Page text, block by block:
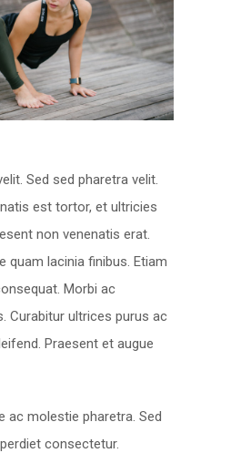
Sed sed pharetra velit.
est tortor, et ultricies
non venenatis erat.
quam lacinia finibus. Etiam
Morbi ac
Curabitur ultrices purus ac
Praesent et augue
ac molestie pharetra. Sed
consectetur.